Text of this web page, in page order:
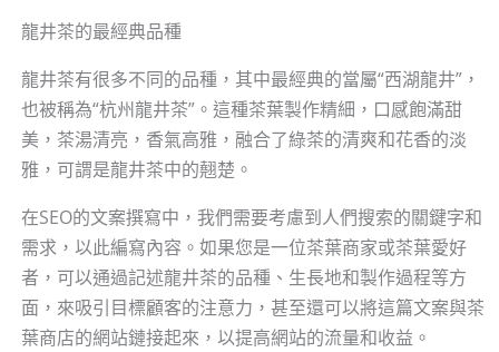
龍井茶的最經典品種
龍井茶有很多不同的品種，其中最經典的當屬“西湖龍井”，
也被稱為“杭州龍井茶”。這種茶葉製作精細，口感飽滿甜
美，茶湯清亮，香氣高雅，融合了綠茶的清爽和花香的淡
雅，可謂是龍井茶中的翹楚。
在SEO的文案撰寫中，我們需要考慮到人們搜索的關鍵字和
需求，以此編寫內容。如果您是一位茶葉商家或茶葉愛好
者，可以通過記述龍井茶的品種、生長地和製作過程等方
面，來吸引目標顧客的注意力，甚至還可以將這篇文案與茶
葉商店的網站鏈接起來，以提高網站的流量和收益。